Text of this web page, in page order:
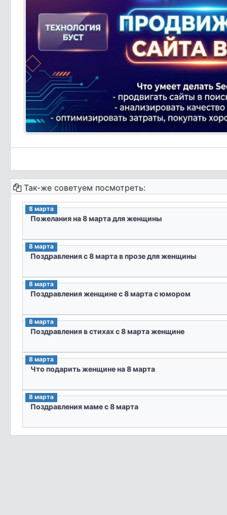
Так-же советуем посмотреть:
8 марта
Пожелания на 8 марта для женщины
8 марта
Поздравления с 8 марта в прозе для женщины
8 марта
Поздравления женщине с 8 марта с юмором
8 марта
Поздравления в стихах с 8 марта женщине
8 марта
Что подарить женщине на 8 марта
8 марта
Поздравления маме с 8 марта